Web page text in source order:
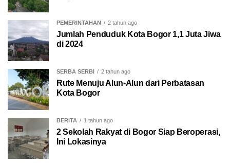
PEMERINTAHAN 2 tahun ago
Jumlah Penduduk Kota Bogor 1,1 Juta Jiwa
di 2024
SERBA SERBI 2 tahun ago
Rute Menuju Alun-Alun dari Perbatasan
Kota Bogor
BERITA 1 tahun ago
2 Sekolah Rakyat di Bogor Siap Beroperasi,
Ini Lokasinya